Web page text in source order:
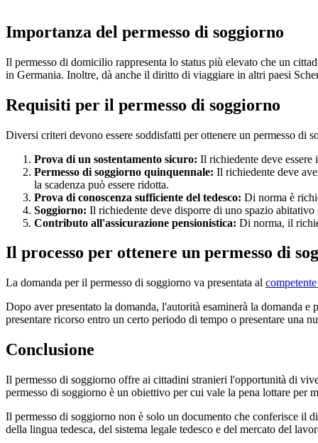
Importanza del permesso di soggiorno
Il permesso di domicilio rappresenta lo status più elevato che un
in Germania. Inoltre, dà anche il diritto di viaggiare in altri paesi
Requisiti per il permesso di soggiorno
Diversi criteri devono essere soddisfatti per ottenere un permesso di
Prova di un sostentamento sicuro: Il richiedente deve essere
Permesso di soggiorno quinquennale: Il richiedente deve
la scadenza può essere ridotta.
Prova di conoscenza sufficiente del tedesco: Di norma è
Soggiorno: Il richiedente deve disporre di uno spazio
Contributo all'assicurazione pensionistica: Di norma, il
Il processo per ottenere un permesso di
La domanda per il permesso di soggiorno va presentata al
Dopo aver presentato la domanda, l'autorità esaminerà la domanda
presentare ricorso entro un certo periodo di tempo o presentare una
Conclusione
Il permesso di soggiorno offre ai cittadini stranieri l'opportunità di
permesso di soggiorno è un obiettivo per cui vale la pena lottare
Il permesso di soggiorno non è solo un documento che conferisce il
della lingua tedesca, del sistema legale tedesco e del mercato del